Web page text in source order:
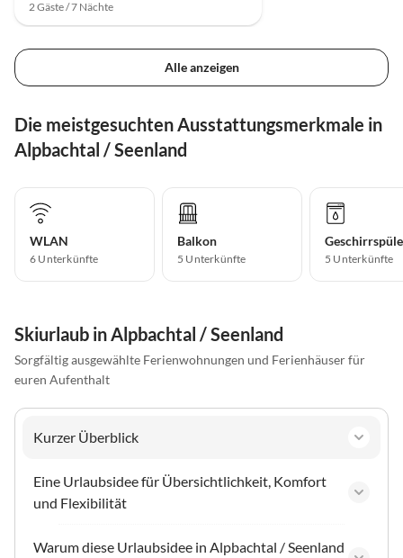
2 Gäste / 7 Nächte
Alle anzeigen
Die meistgesuchten Ausstattungsmerkmale in
Alpbachtal / Seenland
WLAN
6 Unterkünfte
Balkon
5 Unterkünfte 5 Unterkünfte
Skiurlaub in Alpbachtal / Seenland
Sorgfältig ausgewählte Ferienwohnungen und Ferienhäuser für
euren Aufenthalt
Kurzer Überblick
Eine Urlaubsidee für Übersichtlichkeit, Komfort
und Flexibilität
Warum diese Urlaubsidee in Alpbachtal / Seenland